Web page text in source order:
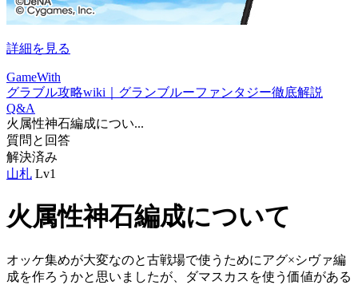
詳細を見る
GameWith
グラブル攻略wiki｜グランブルーファンタジー徹底解説
Q&A
火属性神石編成につい...
質問と回答
解決済み
山札 Lv1
火属性神石編成について
オッケ集めが大変なのと古戦場で使うためにアグ×シヴァ編
成を作ろうかと思いましたが、ダマスカスを使う価値がある